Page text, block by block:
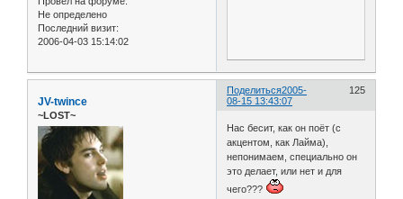
Не определено
Последний визит:
2006-04-03 15:14:02
Поделиться 125
2005-
08-15 13:43:07
JV-twince
~LOST~
Нас бесит, как он поёт (с
акцентом, как Лайма),
непонимаем, специально он
это делает, или нет и для
чего???